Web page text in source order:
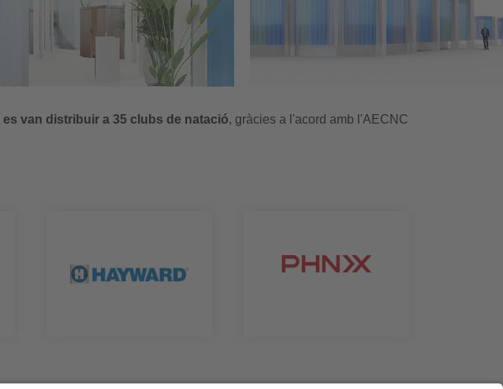
es van distribuir a 35 clubs de natació, gràcies a l'acord amb l'AECNC